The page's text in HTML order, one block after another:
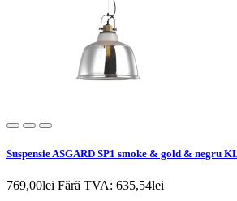
Suspensie ASGARD SP1 smoke & gold & negru
769,00lei Fără TVA: 635,54lei